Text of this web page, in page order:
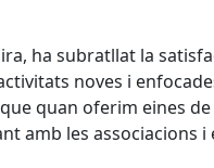
ha subratllat la
noves i
quan oferim eines
amb les